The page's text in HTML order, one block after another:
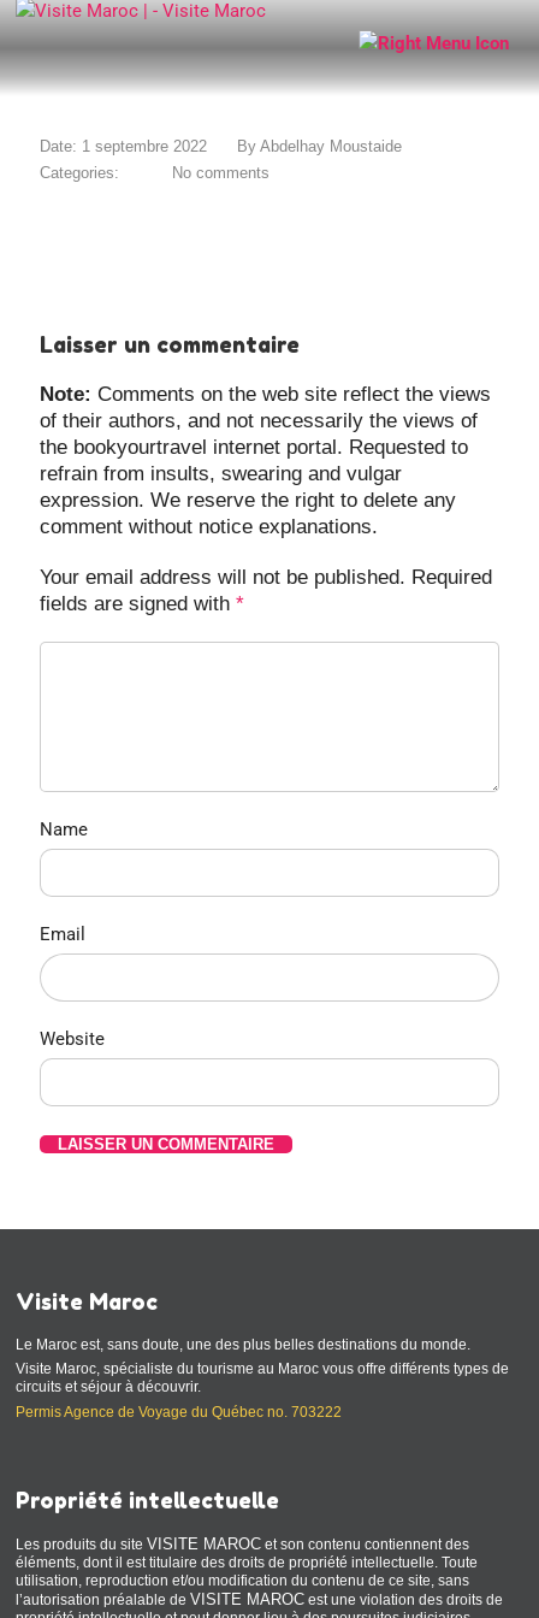
Date: 1 septembre 2022 ByAbdelhay Moustaide
Categories:
No comments
Laisser un commentaire
Note: Comments on the web site reflect the views
of their authors, and not necessarily the views of
the bookyourtravel internet portal. Requested to
refrain from insults, swearing and vulgar
expression. We reserve the right to delete any
comment without notice explanations.
Your email address will not be published. Required
fields are signed with*
Name
Email
Website
Visite Maroc
Le Maroc est, sans doute, une des plus belles destinations du monde.
Visite Maroc, spécialiste du tourisme au Maroc vous offre différents types de
circuits et séjour à découvrir.
Permis Agence de Voyage du Québec no. 703222
Propriété intellectuelle
Les produits du siteVISITE MAROC et son contenu contiennent des
éléments, dont il est titulaire des droits de propriété intellectuelle. Toute
utilisation, reproduction et/ou modification du contenu de ce site, sans
l’autorisation préalable deVISITE MAROC est une violation des droits de